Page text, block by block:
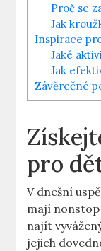
Proč se
Jak
Inspirace
Jaké
Jak
Závěrečné
pro
V dnešní
mají
najít
jejich